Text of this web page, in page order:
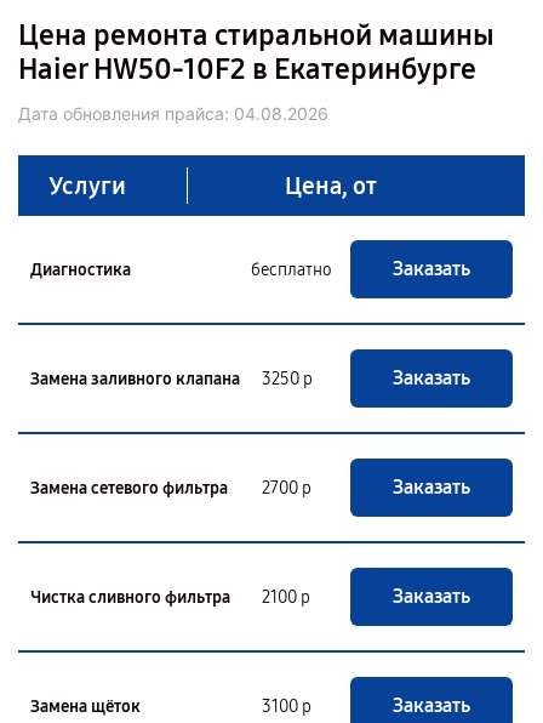
Цена ремонта стиральной машины
Haier HW50-10F2 в Екатеринбурге
Дата обновления прайса: 04.08.2026
Услуги Цена, от
Диагностика бесплатно Заказать
Замена заливного клапана 3250 р Заказать
Замена сетевого фильтра 2700 р Заказать
Чистка сливного фильтра 2100 р Заказать
Замена щёток 3100 р Заказать